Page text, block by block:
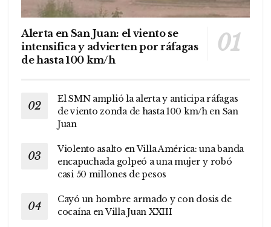
Alerta en San Juan: el viento se
intensifica y advierten por ráfagas
de hasta 100 km/h
El SMN amplió la alerta y anticipa ráfagas
de viento zonda de hasta 100 km/h en San
Juan
Violento asalto en Villa América: una banda
encapuchada golpeó a una mujer y robó
casi 50 millones de pesos
Cayó un hombre armado y con dosis de
cocaína en Villa Juan XXIII